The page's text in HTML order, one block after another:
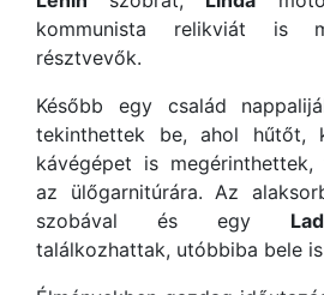
kommunista relikviát is
résztvevők.
Később egy család
tekinthettek be, ahol hűtőt,
kávégépet is megérinthettek,
az ülőgarnitúrára. Az
szobával és egy
találkozhattak, utóbbiba bele